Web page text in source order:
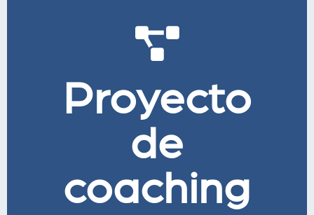
Proyecto
de
coaching